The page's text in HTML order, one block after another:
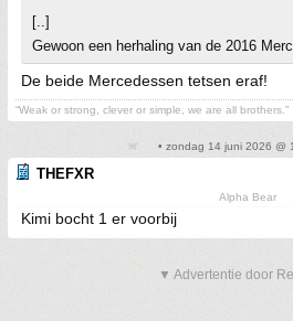
[..]
Gewoon een herhaling van de 2016
De beide Mercedessen tetsen eraf!
“Weak or strong, clever or simple, we are all brothers.”
• zondag 14 juni 2026 @
THEFXR
Alpha Bear
Kimi bocht 1 er voorbij
▼ Advertentie door